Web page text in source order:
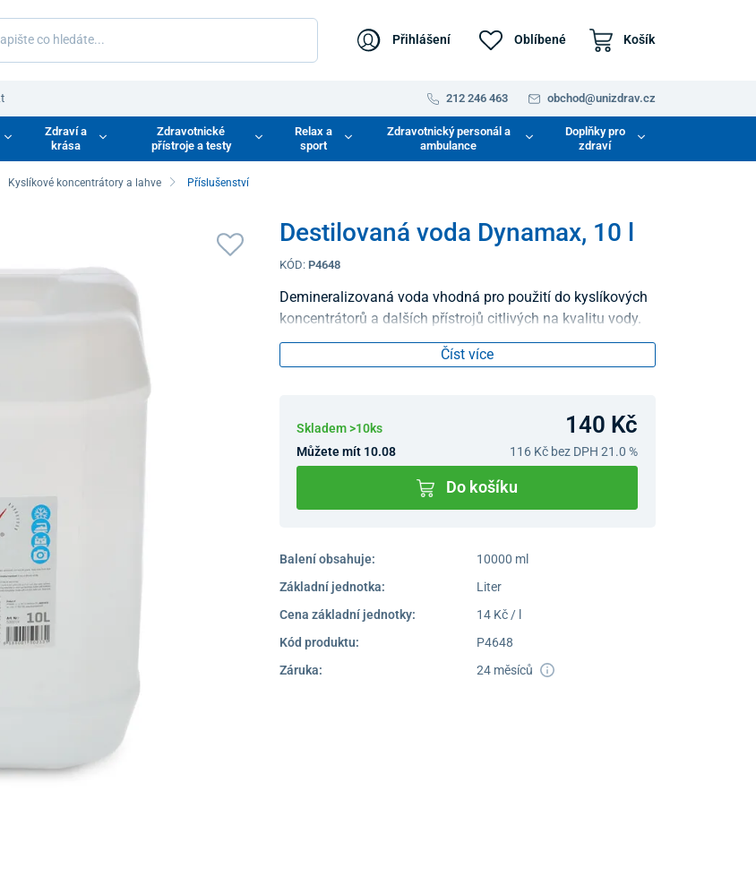
Přihlášení Oblíbené Košík
212 246 463 obchod@unizdrav.cz
Zdraví a
krása
Zdravotnické
přístroje a testy
Relax a
sport
Zdravotnický personál a
ambulance
Doplňky pro
zdraví
Kyslíkové koncentrátory a lahve Příslušenství
Destilovaná voda Dynamax, 10 l
KÓD: P4648
Demineralizovaná voda vhodná pro použití do kyslíkových
koncentrátorů a dalších přístrojů citlivých na kvalitu vody.
Číst více
Skladem >10ks 140 Kč
Můžete mít 10.08 116 Kčbez DPH 21.0 %
Do košíku
Balení obsahuje:
10000 ml
Základní jednotka:
Liter
Cena základní jednotky:
14 Kč / l
Kód produktu:
P4648
Záruka:
24 měsíců